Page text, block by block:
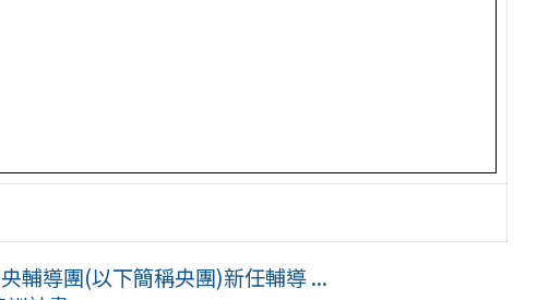
輔導團(以下簡稱央團)新任輔導 ...